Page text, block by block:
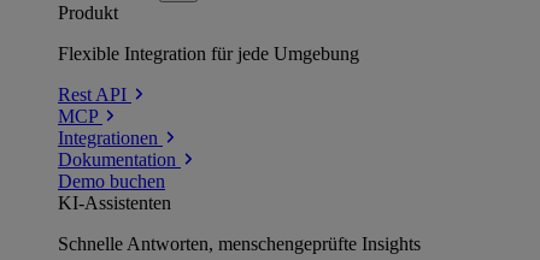
Produkt
Flexible Integration für jede Umgebung
Rest API
MCP
Integrationen
Dokumentation
Demo buchen
KI-Assistenten
Schnelle Antworten, menschengeprüfte Insights